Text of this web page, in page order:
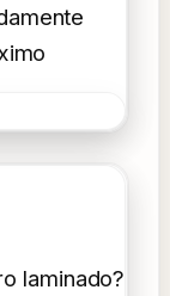
laminado?